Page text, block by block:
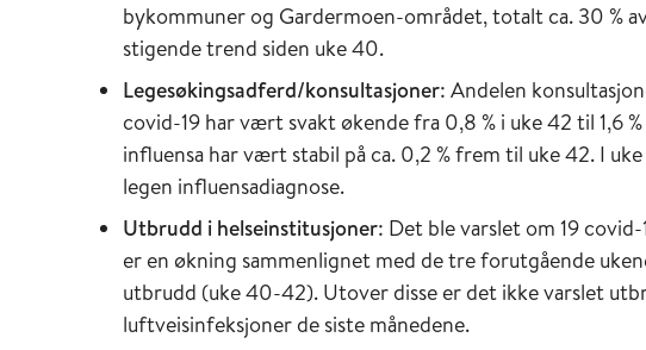
bykommuner og Gardermoen-området, totalt ca. 30 %
stigende trend siden uke 40.
Legesøkingsadferd/konsultasjoner: Andelen
covid-19 har vært svakt økende fra 0,8 % i uke 42 til 1,6
influensa har vært stabil på ca. 0,2 % frem til uke 42. I
legen influensadiagnose.
Utbrudd i helseinstitusjoner: Det ble varslet om 19
er en økning sammenlignet med de tre forutgående
utbrudd (uke 40-42). Utover disse er det ikke varslet
luftveisinfeksjoner de siste månedene.